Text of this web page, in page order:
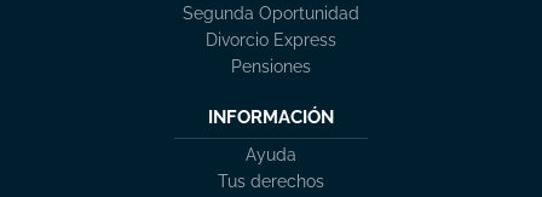
Segunda Oportunidad
Divorcio Express
Pensiones
INFORMACIÓN
Ayuda
Tus derechos